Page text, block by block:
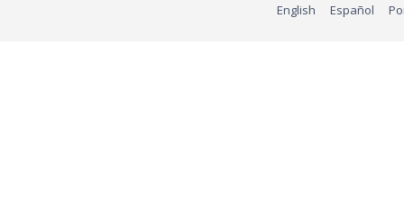
English Español